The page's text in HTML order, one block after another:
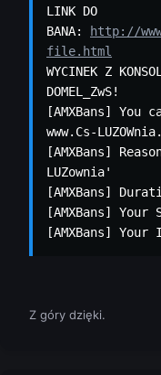
LINK DO
BANA:
http://
file.html
WYCINEK Z
DOMEL_ZwS!
[AMXBans] You
www.Cs-
[AMXBans]
LUZownia'
[AMXBans]
[AMXBans] Your
[AMXBans]
Z góry dzięki.